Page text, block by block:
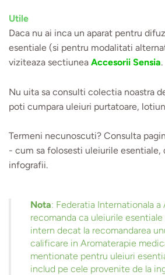
Utile
Daca nu ai inca un aparat pentru
esentiale (si pentru modalitati
viziteaza sectiunea Accesorii Sensia.
Nu uita sa consulti colectia noastra
poti cumpara uleiuri purtatoare,
Termeni necunoscuti? Consulta
- cum sa folosesti uleiurile
infografii.
Nota: Federatia Internationala
recomanda ca uleiurile
intern decat la recomandarea
calificare in Aromaterapie
mentionate pentru uleiuri
includ pe cele provenite de la